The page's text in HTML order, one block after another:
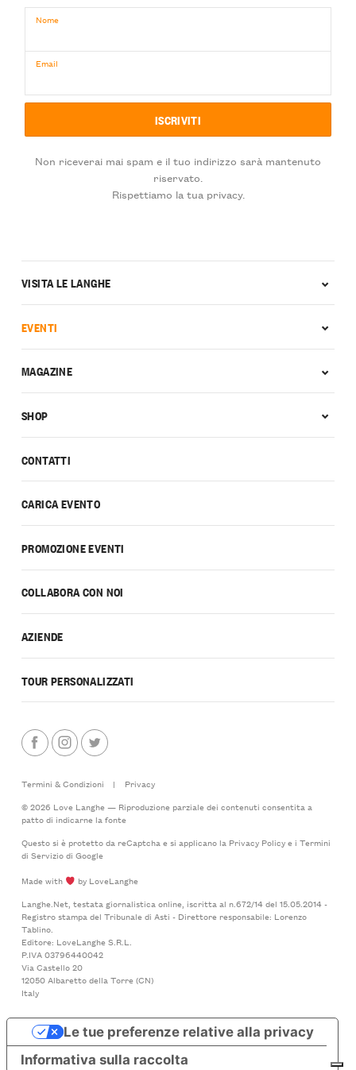
Nome
Email
Non riceverai mai spam e il tuo indirizzo sarà mantenuto
riservato.
Rispettiamo la tua privacy.
CONTATTI
CARICA EVENTO
PROMOZIONE EVENTI
COLLABORA CON NOI
AZIENDE
TOUR PERSONALIZZATI
VISITA LE LANGHE
EVENTI
MAGAZINE
SHOP
Termini & Condizioni |
Privacy
© 2026 Love Langhe — Riproduzione parziale dei contenuti consentita a
patto di indicarne la fonte
Questo si è protetto da reCaptcha e si applicano la Privacy Policye i Termini
di Serviziodi Google
Made with
by LoveLanghe
Langhe.Net, testata giornalistica online, iscritta al n.672/14 del 15.05.2014 -
Registro stampa del Tribunale di Asti - Direttore responsabile: Lorenzo
Tablino.
Editore: LoveLanghe S.R.L.
P.IVA 03796440042
Via Castello 20
12050 Albaretto della Torre (CN)
Italy
Informativa sulla raccolta
Le tue preferenze relative alla privacy